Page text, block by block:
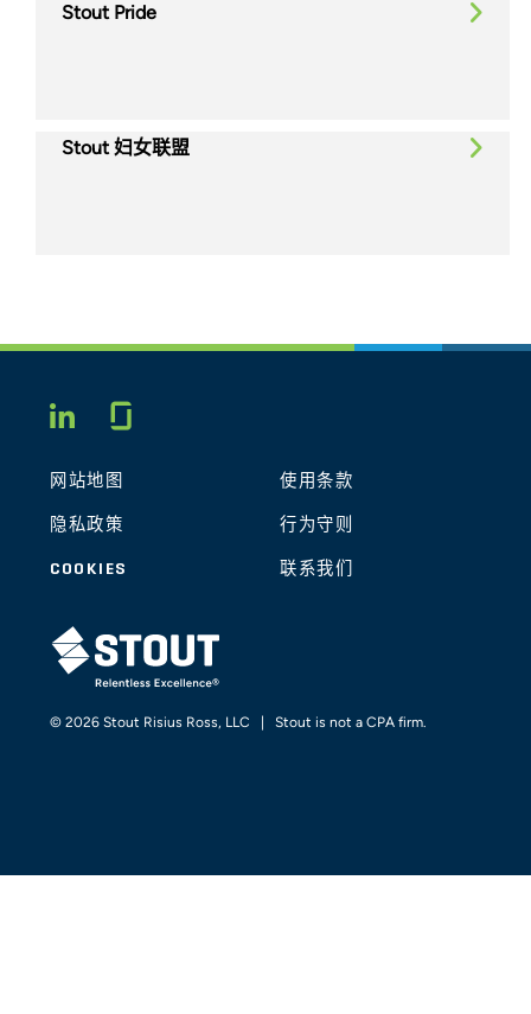
Stout Pride
Stout 妇女联盟
LINKEDIN
网站地图 使用条款
隐私政策 行为守则
COOKIES 联系我们
STOUT LOGO
© 2026 Stout Risius Ross, LLC | Stout is not a CPA firm.